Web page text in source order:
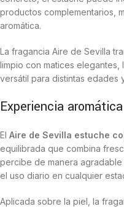
productos complementarios,
aromática.
La fragancia Aire de Sevilla
limpio con matices
versátil para distintas edades
Experiencia aromática
El Aire de Sevilla estuche
equilibrada que combina
percibe de manera
el uso diario en cualquier
Aplicada sobre la piel, la